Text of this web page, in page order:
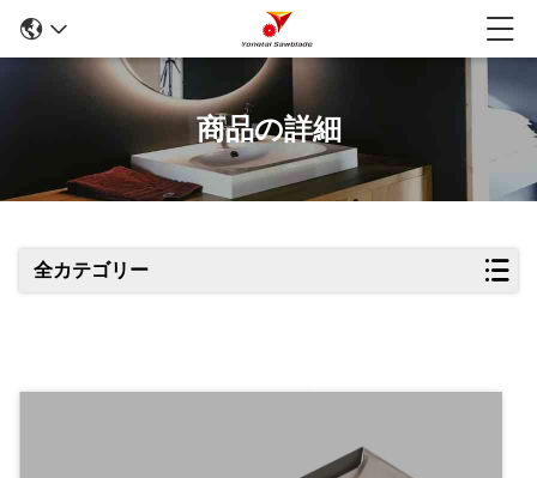
商品の詳細
全カテゴリー